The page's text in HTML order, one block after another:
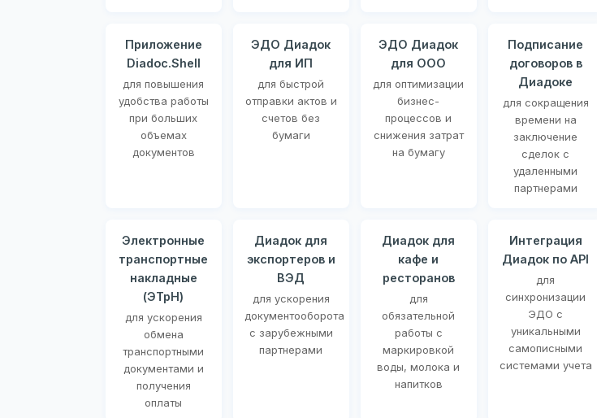
Приложение
Diadoc.Shell
для повышения
удобства работы
при больших
объемах
документов
ЭДО Диадок
для ИП
для быстрой
отправки актов и
счетов без
бумаги
ЭДО Диадок
для ООО
для оптимизации
бизнес-
процессов и
снижения затрат
на бумагу
Подписание
договоров в
Диадоке
для сокращения
времени на
заключение
сделок с
удаленными
партнерами
Электронные
транспортные
накладные
(ЭТрН)
для ускорения
обмена
транспортными
документами и
получения
оплаты
Диадок для
экспортеров и
ВЭД
для ускорения
документооборота
с зарубежными
партнерами
Диадок для
кафе и
ресторанов
для
обязательной
работы с
маркировкой
воды, молока и
напитков
Интеграция
Диадок по API
для
синхронизации
ЭДО с
уникальными
самописными
системами учета